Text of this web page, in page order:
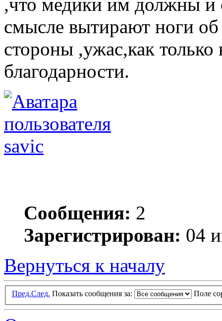
смысле вытирают ноги
стороны ,ужас,как
благодарности.
savic
Сообщения: 2
Зарегистрирован: 04
Вернуться к началу
Пред.След. Показать сообщения за: Поле